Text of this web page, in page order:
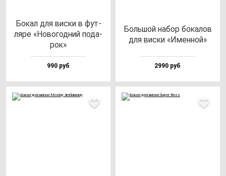
Бокал для вис­ки в фут­
ля­ре «Ново­год­ний по­да­
рок»
990 руб
Боль­шой на­бор бо­ка­лов
для вис­ки «Имен­ной»
2990 руб